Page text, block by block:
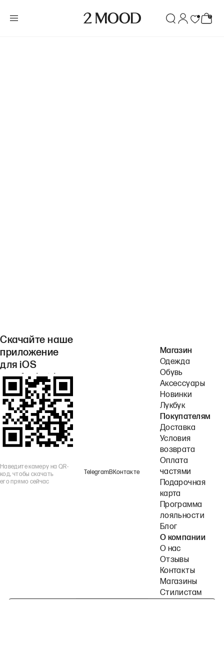
Скачайте наше
приложение
для iOS
или Android.
Наведите камеру на QR-
код, чтобы скачать
его прямо сейчас
TelegramВКонтакте
Магазин
Одежда
Обувь
Аксессуары
Новинки
Лукбук
Покупателям
Доставка
Условия
возврата
Оплата
частями
Подарочная
карта
Программа
лояльности
Блог
О компании
О нас
Отзывы
Контакты
Магазины
Стилистам